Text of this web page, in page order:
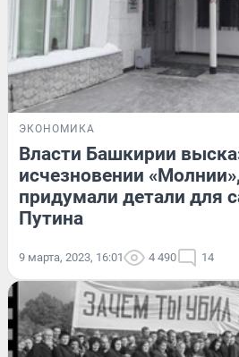
ЭКОНОМИКА
Власти Башкирии
исчезновении
придумали детали для
Путина
9 марта, 2023, 16:01 4 490 14